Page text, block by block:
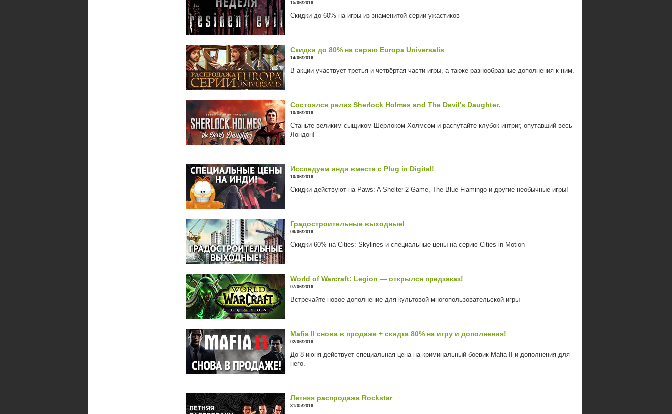
15/06/2016
Скидки до 60% на игры из знаменитой серии ужастиков
Скидки до 80% на серию Europa Universalis
14/06/2016
В акции участвует третья и четвёртая части игры, а также разнообразные дополнения к ним.
Состоялся релиз Sherlock Holmes and The Devil's Daughter.
10/06/2016
Станьте великим сыщиком Шерлоком Холмсом и распутайте клубок интриг, опутавший весь
Лондон!
Исследуем инди вместе с Plug in Digital!
10/06/2016
Скидки действуют на Paws: A Shelter 2 Game, The Blue Flamingo и другие необычные игры!
Градостроительные выходные!
09/06/2016
Скидки 60% на Cities: Skylines и специальные цены на серию Cities in Motion
World of Warcraft: Legion — открылся предзаказ!
07/06/2016
Встречайте новое дополнение для культовой многопользовательской игры
Mafia II снова в продаже + скидка 80% на игру и дополнения!
02/06/2016
До 8 июня действует специальная цена на криминальный боевик Mafia II и дополнения для
него.
Летняя распродажа Rockstar
31/05/2016